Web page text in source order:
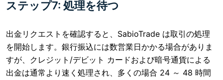
ステップ7: 処理を待つ
出金リクエストを確認すると、SabioTrade は取引の処理
を開始します。銀行振込には数営業日かかる場合がありま
すが、クレジット/デビット カードおよび暗号通貨による
出金は通常より速く処理され、多くの場合 24 ～ 48 時間